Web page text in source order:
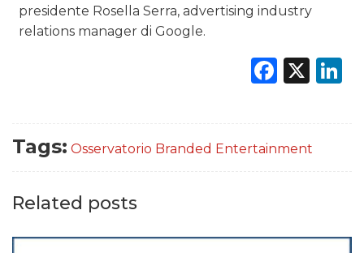
presidente Rosella Serra, advertising industry
relations manager di Google.
X
Tags: Osservatorio Branded Entertainment
Related posts